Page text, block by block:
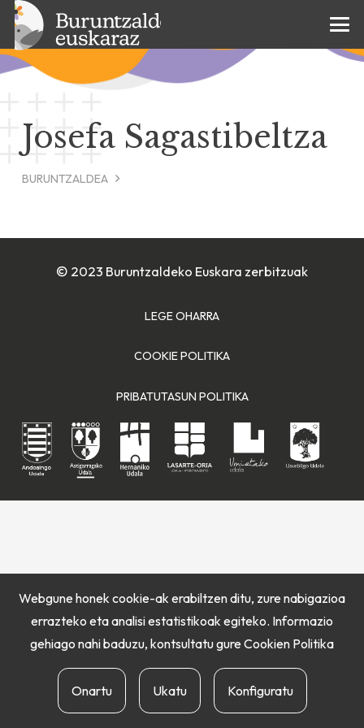
Josefa Sagastibeltza
BURUNTZALDEA
© 2023 Buruntzaldeko Euskara zerbitzuak
LEGE OHARRA
COOKIE POLITIKA
PRIBATUTASUN POLITIKA
Webgune honek cookie-ak erabiltzen ditu, zure nabigazioa
errazteko eta analisi estatistikoak egiteko. Informazio
gehiago nahi baduzu, kontsultatu gure Cookien Politika
Onartu Ukatu Konfiguratu